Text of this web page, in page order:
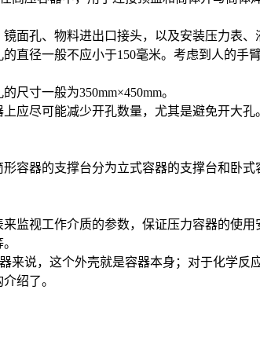
面孔、物料进出口接头，以及安装压力表、
径一般不应小于150毫米。考虑到人的手
寸一般为350mm×450mm。
应尽可能减少开孔数量，尤其是避免开大
容器的支撑台分为立式容器的支撑台和卧
监视工作介质的参数，保证压力容器的使用
说，这个外壳就是容器本身；对于化学反
绍了。